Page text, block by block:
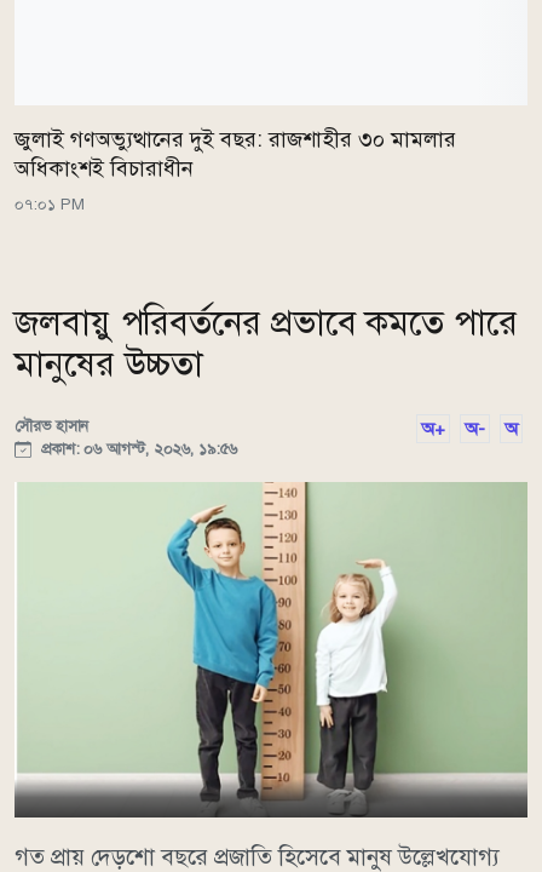
জুলাই গণঅভ্যুত্থানের দুই বছর: রাজশাহীর ৩০ মামলার
অধিকাংশই বিচারাধীন
০৭:০১ PM
জলবায়ু পরিবর্তনের প্রভাবে কমতে পারে
মানুষের উচ্চতা
সৌরভ হাসান
প্রকাশ: ০৬ আগস্ট, ২০২৬, ১৯:৫৬
অ+ অ- অ
গত প্রায় দেড়শো বছরে প্রজাতি হিসেবে মানুষ উল্লেখযোগ্য